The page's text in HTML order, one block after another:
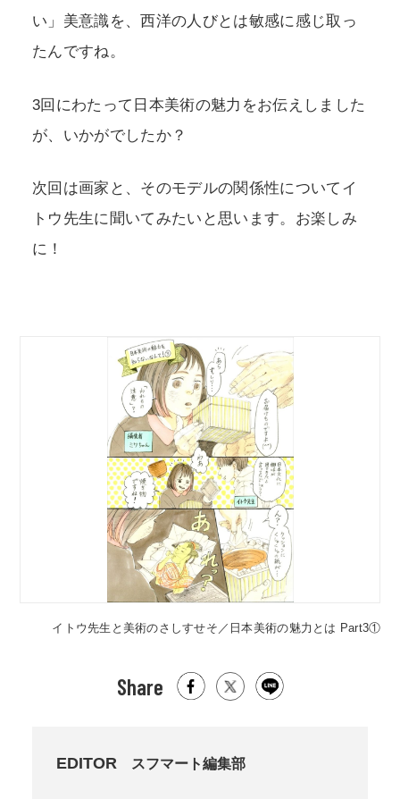
い」美意識を、西洋の人びとは敏感に感じ取っ
たんですね。
3回にわたって日本美術の魅力をお伝えしました
が、いかがでしたか？
次回は画家と、そのモデルの関係性についてイ
トウ先生に聞いてみたいと思います。お楽しみ
に！
イトウ先生と美術のさしすせそ／日本美術の魅力とは Part3①
Share
EDITOR スフマート編集部